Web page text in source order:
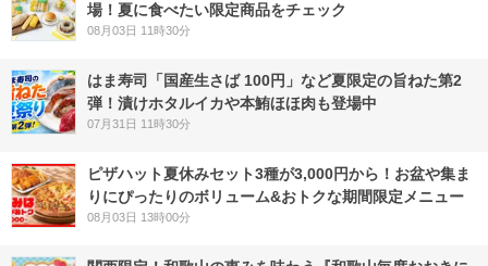
場！夏に食べたい限定商品をチェック
08月03日 11時30分
はま寿司「国産生さば 100円」など夏限定の旨ねた第2
弾！漬けホタルイカや本鮪ほほ肉も登場中
07月31日 11時30分
ピザハット夏休みセット3種が3,000円から！お盆や集ま
りにぴったりのボリューム&おトクな期間限定メニュー
08月03日 13時00分